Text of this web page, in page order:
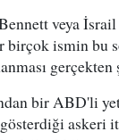
veya İsrail
birçok ismin bu
gerçekten
bir ABD'li
askeri